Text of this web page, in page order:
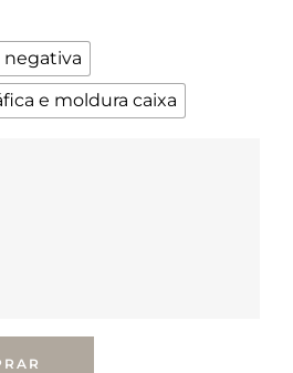
negativa
e moldura caixa